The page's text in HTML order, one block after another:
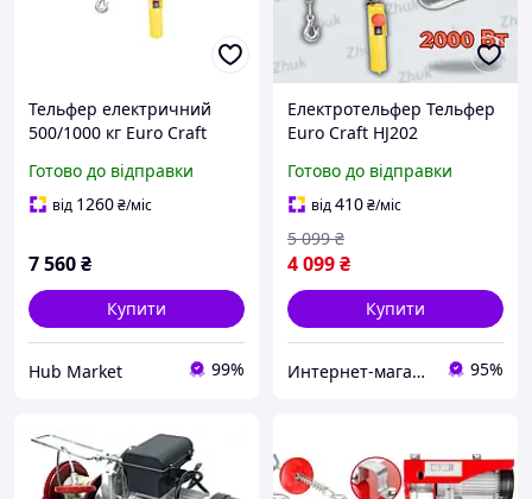
Тельфер електричний
500/1000 кг Euro Craft
Готово до відправки
від 1260₴/міс
7 560₴
Купити
Hub Market 99%
Електротельфер Тельфер
Euro Craft HJ202
лебідки та талі
Готово до відправки
від410₴/міс
4 099₴
5 099 ₴
Купити
Интернет-магазин Zhuk 95%